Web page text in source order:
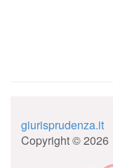
giurisprudenza.it
Copyright © 2026